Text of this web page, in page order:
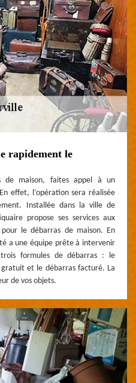
rapidement le
de maison, faites appel à un
effet, l’opération sera réalisée
Installée dans la ville de
propose ses services aux
le débarras de maison. En
a une équipe prête à intervenir
formules de débarras : le
et le débarras facturé. La
de vos objets.